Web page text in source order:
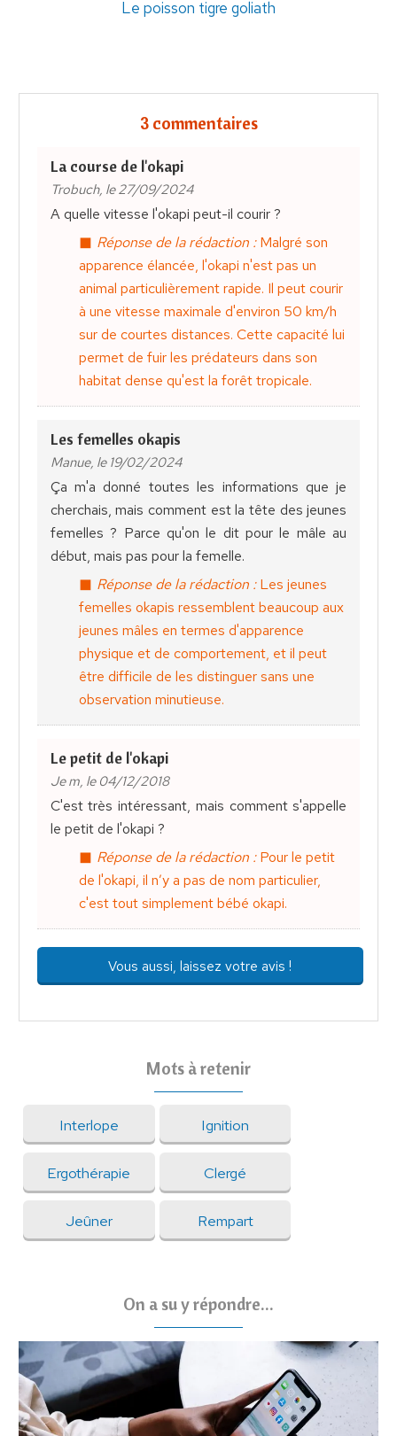
Le poisson tigre goliath
3 commentaires
La course de l'okapi
Trobuch, le 27/09/2024
A quelle vitesse l'okapi peut-il courir ?
Réponse de la rédaction :Malgré son
apparence élancée, l'okapi n'est pas un
animal particulièrement rapide. Il peut courir
à une vitesse maximale d'environ 50 km/h
sur de courtes distances. Cette capacité lui
permet de fuir les prédateurs dans son
habitat dense qu'est la forêt tropicale.
Les femelles okapis
Manue, le 19/02/2024
Ça m'a donné toutes les informations que je
cherchais, mais comment est la tête des jeunes
femelles ? Parce qu'on le dit pour le mâle au
début, mais pas pour la femelle.
Réponse de la rédaction :Les jeunes
femelles okapis ressemblent beaucoup aux
jeunes mâles en termes d'apparence
physique et de comportement, et il peut
être difficile de les distinguer sans une
observation minutieuse.
Le petit de l'okapi
Je m, le 04/12/2018
C'est très intéressant, mais comment s'appelle
le petit de l'okapi ?
Réponse de la rédaction :Pour le petit
de l'okapi, il n’y a pas de nom particulier,
c'est tout simplement bébé okapi.
Vous aussi, laissez votre avis !
Mots à retenir
Interlope Ignition
Ergothérapie Clergé
Jeûner Rempart
On a su y répondre...